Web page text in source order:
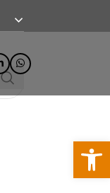
Abra